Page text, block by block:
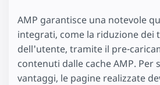
AMP garantisce una notevole
integrati, come la riduzione dei
dell'utente, tramite il pre-
contenuti dalle cache AMP. Per
vantaggi, le pagine realizzate